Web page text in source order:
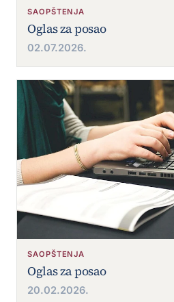
SAOPŠTENJA
Oglas za posao
02.07.2026.
SAOPŠTENJA
Oglas za posao
20.02.2026.